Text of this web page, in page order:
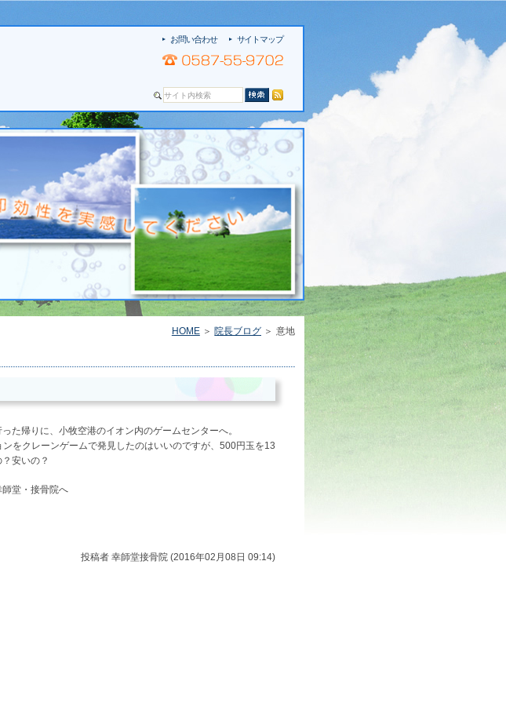
お問い合わせ サイトマップ
HOME 院長ブログ 意地
た帰りに、小牧空港のイオン内のゲームセンターへ。
をクレーンゲームで発見したのはいいのですが、500円玉を13
安いの？
堂・接骨院へ
投稿者 幸師堂接骨院 (2016年02月08日 09:14)